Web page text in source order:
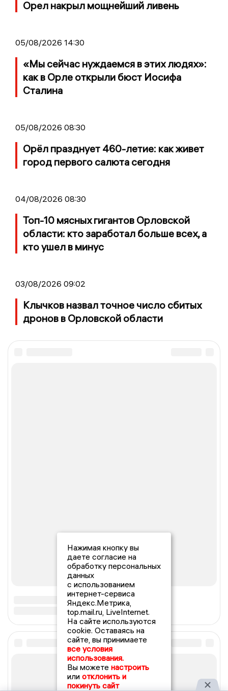
Орел накрыл мощнейший ливень
05/08/2026 14:30
«Мы сейчас нуждаемся в этих людях»:
как в Орле открыли бюст Иосифа
Сталина
05/08/2026 08:30
Орёл празднует 460-летие: как живет
город первого салюта сегодня
04/08/2026 08:30
Топ-10 мясных гигантов Орловской
области: кто заработал больше всех, а
кто ушел в минус
03/08/2026 09:02
Клычков назвал точное число сбитых
дронов в Орловской области
Нажимая кнопку вы
даете согласие на
обработку персональных
данных
с использованием
интернет-сервиса
Яндекс.Метрика,
top.mail.ru, LiveInternet.
На сайте используются
cookie. Оставаясь на
сайте, вы принимаете
все условия
использования.
Вы можете настроить
или отклонить и
покинуть сайт